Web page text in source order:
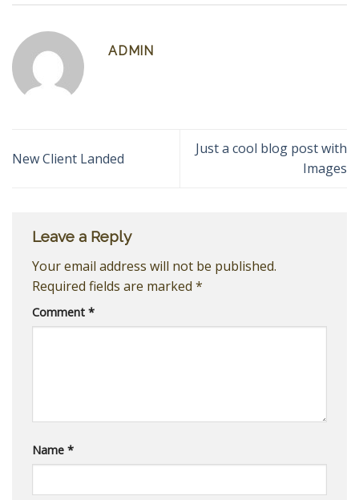
ADMIN
New Client Landed
Just a cool blog post with
Images
Leave a Reply
Your email address will not be published.
Required fields are marked *
Comment *
Name *